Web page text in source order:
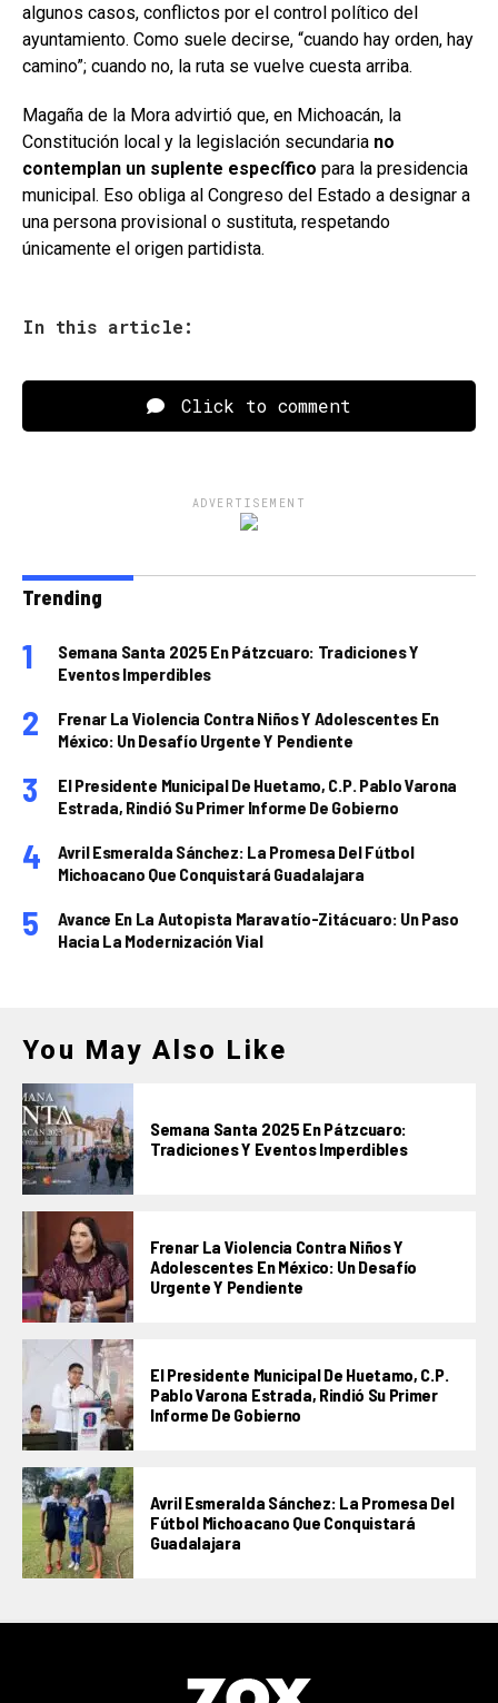
algunos casos, conflictos por el control político del
ayuntamiento. Como suele decirse, “cuando hay orden, hay
camino”; cuando no, la ruta se vuelve cuesta arriba.
Magaña de la Mora advirtió que, en Michoacán, la
Constitución local y la legislación secundaria no
contemplan un suplente específico para la presidencia
municipal. Eso obliga al Congreso del Estado a designar a
una persona provisional o sustituta, respetando
únicamente el origen partidista.
In this article:
Click to comment
ADVERTISEMENT
Trending
Semana Santa 2025 En Pátzcuaro: Tradiciones Y
Eventos Imperdibles
Frenar La Violencia Contra Niños Y Adolescentes En
México: Un Desafío Urgente Y Pendiente
El Presidente Municipal De Huetamo, C.P. Pablo Varona
Estrada, Rindió Su Primer Informe De Gobierno
Avril Esmeralda Sánchez: La Promesa Del Fútbol
Michoacano Que Conquistará Guadalajara
Avance En La Autopista Maravatío-Zitácuaro: Un Paso
Hacia La Modernización Vial
You May Also Like
Semana Santa 2025 En Pátzcuaro:
Tradiciones Y Eventos Imperdibles
Frenar La Violencia Contra Niños Y
Adolescentes En México: Un Desafío
Urgente Y Pendiente
El Presidente Municipal De Huetamo, C.P.
Pablo Varona Estrada, Rindió Su Primer
Informe De Gobierno
Avril Esmeralda Sánchez: La Promesa Del
Fútbol Michoacano Que Conquistará
Guadalajara